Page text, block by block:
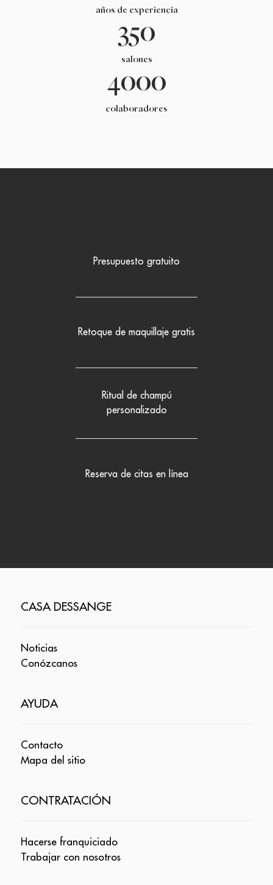
años de experiencia
350
salones
4000
colaboradores
Presupuesto gratuito
Retoque de maquillaje gratis
Ritual de champú
personalizado
Reserva de citas en línea
CASA DESSANGE
Noticias
Conózcanos
AYUDA
Contacto
Mapa del sitio
CONTRATACIÓN
Hacerse franquiciado
Trabajar con nosotros